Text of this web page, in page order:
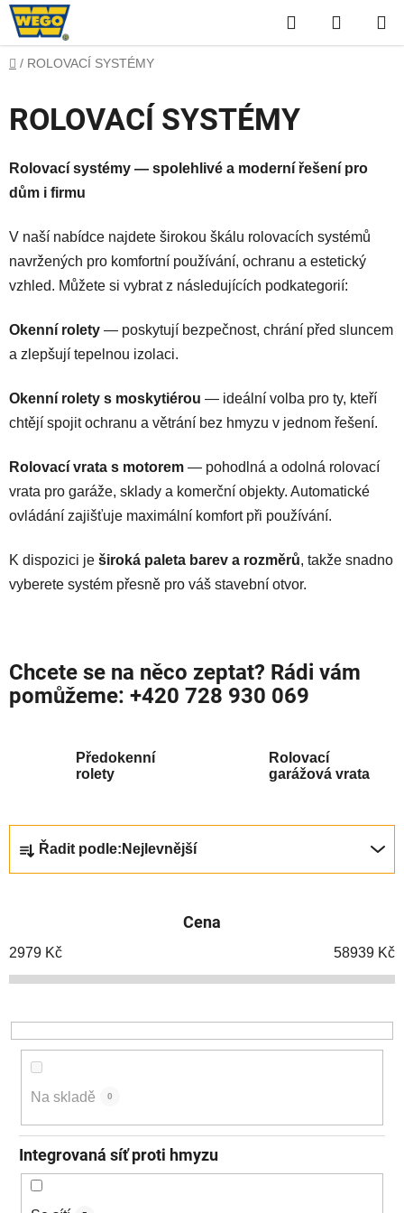
Přejít
na
obsah
Hledat
KOŠÍK
Domů
/ ROLOVACÍ SYSTÉMY
ROLOVACÍ SYSTÉMY
Rolovací systémy — spolehlivé a moderní řešení pro
dům i firmu
V naší nabídce najdete širokou škálu rolovacích systémů
navržených pro komfortní používání, ochranu a estetický
vzhled. Můžete si vybrat z následujících podkategorií:
Okenní rolety — poskytují bezpečnost, chrání před sluncem
a zlepšují tepelnou izolaci.
Okenní rolety s moskytiérou — ideální volba pro ty, kteří
chtějí spojit ochranu a větrání bez hmyzu v jednom řešení.
Rolovací vrata s motorem — pohodlná a odolná rolovací
vrata pro garáže, sklady a komerční objekty. Automatické
ovládání zajišťuje maximální komfort při používání.
K dispozici je široká paleta barev a rozměrů, takže snadno
vyberete systém přesně pro váš stavební otvor.
Chcete se na něco zeptat? Rádi vám
pomůžeme: +420 728 930 069
Předokenní
rolety
Rolovací
garážová vrata
í
p
o
d
ů
Řadit podle: Nejlevnější
Cena
2979 Kč 58939 Kč
Na skladě 0
Integrovaná síť proti hmyzu